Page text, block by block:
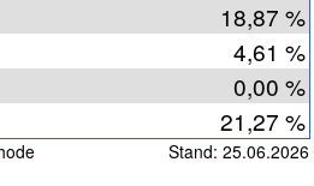
18,87 %
4,61 %
0,00 %
21,27 %
Stand: 25.06.2026